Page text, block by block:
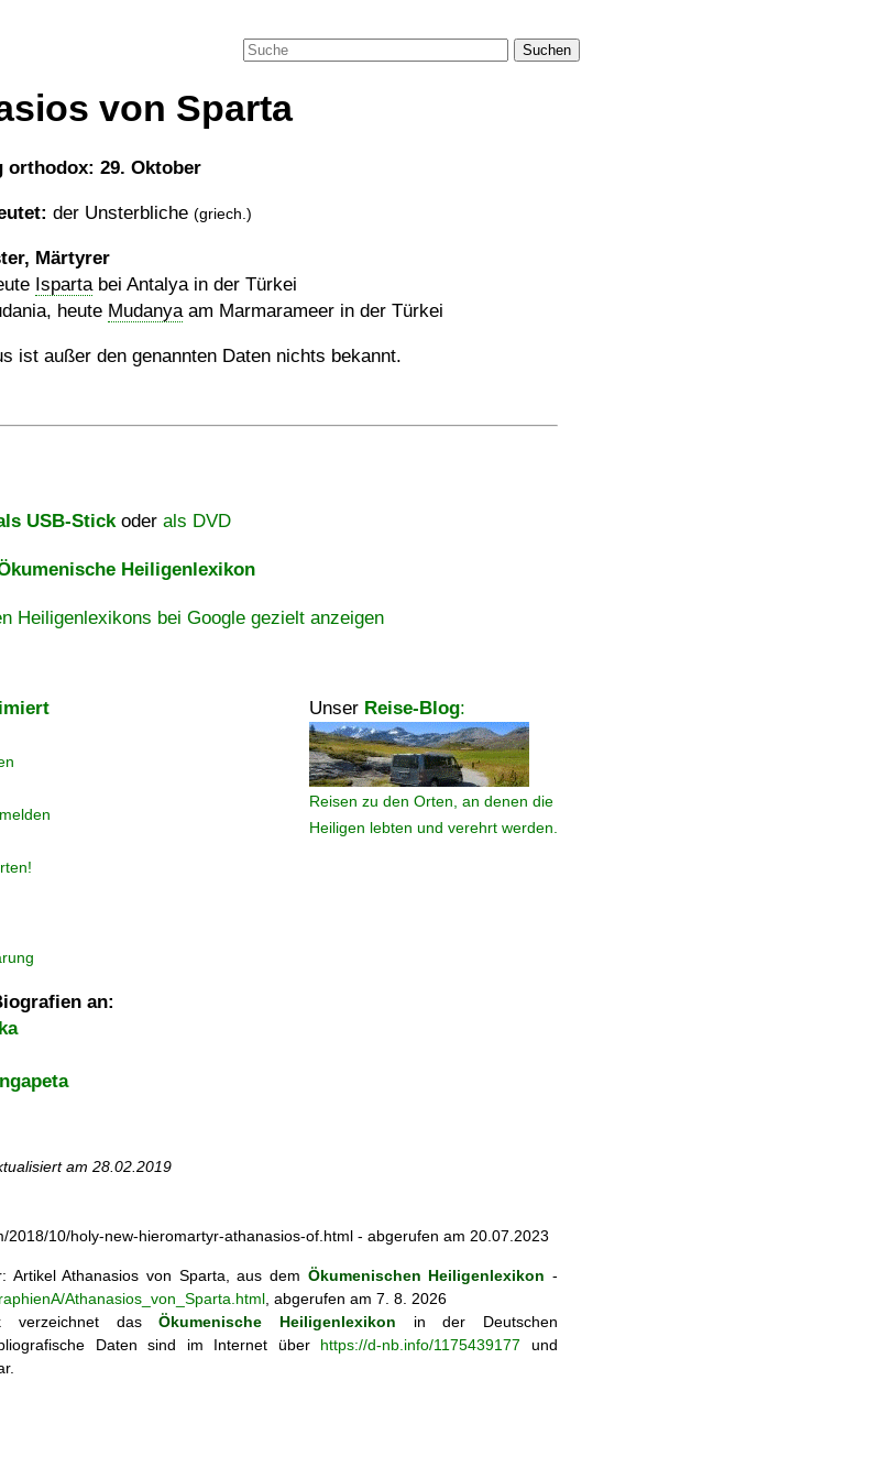
Suchen
von Sparta
orthodox: 29. Oktober
der Unsterbliche (griech.)
Märtyrer
Ispartabei Antalya in der Türkei
heute Mudanyaam Marmarameer in der Türkei
ist außer den genannten Daten nichts bekannt.
USB-Stickoder als DVD
Heiligenlexikon
Heiligenlexikons bei Google gezielt anzeigen
Unser Reise-Blog:
Reisen zu den Orten, an denen die
Heiligen lebten und verehrt werden.
an:
am 28.02.2019
2018/10/holy-new-hieromartyr-athanasios-of.html - abgerufen am 20.07.2023
ArtikelAthanasios von Sparta, aus dem Ökumenischen Heiligenlexikon -
Athanasios_von_Sparta.html , abgerufen am 7. 8. 2026
verzeichnet dasÖkumenische Heiligenlexikon in der Deutschen
Daten sind im Internet über https://d-nb.info/1175439177 und